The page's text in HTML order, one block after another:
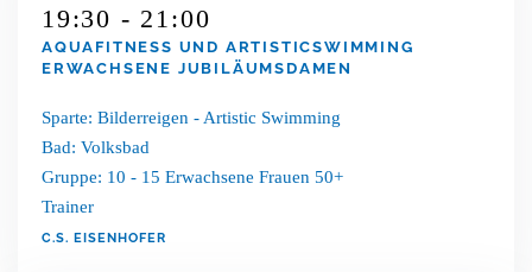
19:30 - 21:00
AQUAFITNESS UND ARTISTICSWIMMING
ERWACHSENE JUBILÄUMSDAMEN
Sparte: Bilderreigen - Artistic Swimming
Bad: Volksbad
Gruppe: 10 - 15 Erwachsene Frauen 50+
Trainer
C.S. EISENHOFER